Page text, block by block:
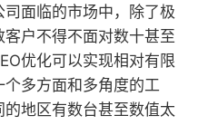
司面临的市场中，除了极
户不得不面对数十甚至
优化可以实现相对有限
个多方面和多角度的工
地区有数台甚至数值太